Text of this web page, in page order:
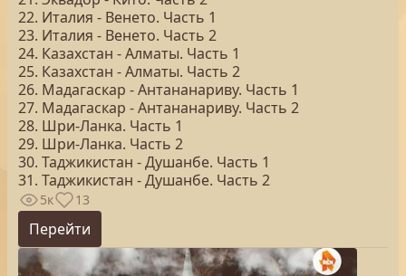
22. Италия - Венето. Часть 1
23. Италия - Венето. Часть 2
24. Казахстан - Алматы. Часть 1
25. Казахстан - Алматы. Часть 2
26. Мадагаскар - Антананариву. Часть 1
27. Мадагаскар - Антананариву. Часть 2
28. Шри-Ланка. Часть 1
29. Шри-Ланка. Часть 2
30. Таджикистан - Душанбе. Часть 1
31. Таджикистан - Душанбе. Часть 2
5к 13
Перейти